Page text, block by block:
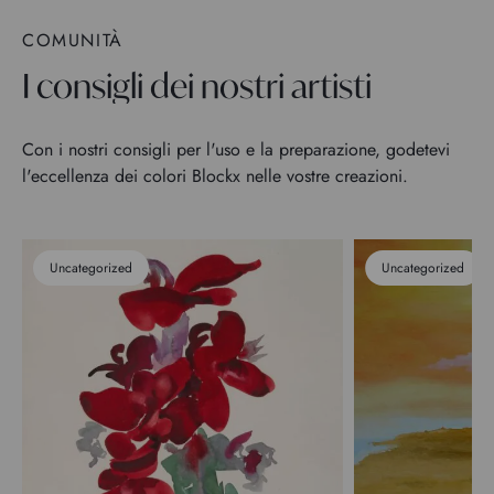
COMUNITÀ
I consigli dei nostri artisti
Con i nostri consigli per l'uso e la preparazione, godetevi
l'eccellenza dei colori Blockx nelle vostre creazioni.
Uncategorized Uncategorized